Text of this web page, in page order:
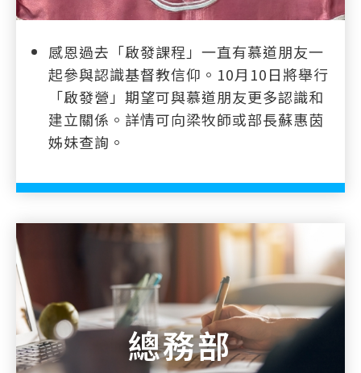
感恩過去「啟發課程」一直有慕道朋友一
起參與認識基督教信仰。10月10日將舉行
「啟發營」期望可與慕道朋友更多認識和
建立關係。詳情可向梁牧師或部長蘇惠茵
姊妹查詢。
總務部